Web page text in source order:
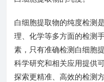
白细胞提取物的纯度检测
理、化学等多方面的检测
素，只有准确检测白细胞
科学研究和相关应用提供
探索更精准、高效的检测